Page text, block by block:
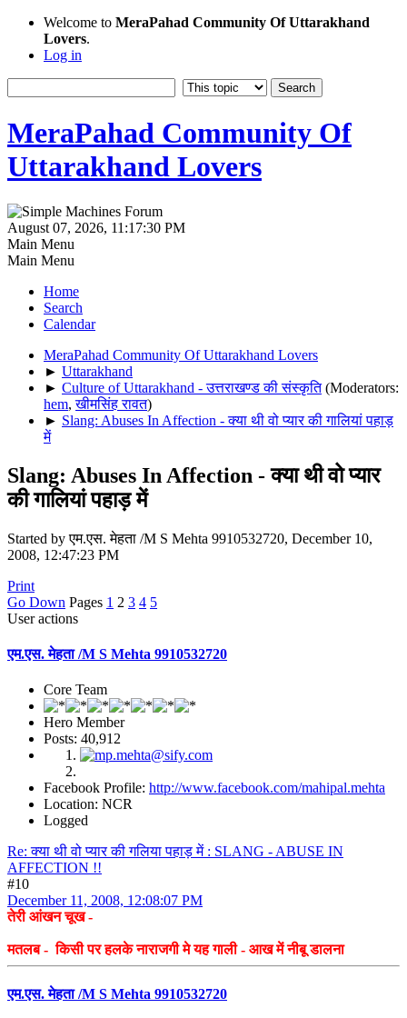
Welcome to MeraPahad Community Of Uttarakhand
Lovers.
Log in
MeraPahad Community Of
Uttarakhand Lovers
August 07, 2026, 11:17:30 PM
Main Menu
Main Menu
Home
Search
Calendar
MeraPahad Community Of Uttarakhand Lovers
► Uttarakhand
► Culture of Uttarakhand - उत्तराखण्ड की संस्कृति (Moderators:
hem,खीमसिंह रावत)
► Slang: Abuses In Affection - क्या थी वो प्यार की गालियां पहाड़
में
Slang: Abuses In Affection - क्या थी वो प्यार
की गालियां पहाड़ में
Started by एम.एस. मेहता /M S Mehta 9910532720, December 10,
2008, 12:47:23 PM
Print
Go Down Pages 1 2 3 4 5
User actions
एम.एस. मेहता /M S Mehta 9910532720
Core Team
Hero Member
Posts: 40,912
Facebook Profile: http://www.facebook.com/mahipal.mehta
Location: NCR
Logged
Re: क्या थी वो प्यार की गलिया पहाड़ में : SLANG - ABUSE IN
AFFECTION !!
#10
December 11, 2008, 12:08:07 PM
तेरी आंखन चूख -
मतलब - किसी पर हलके नाराजगी मे यह गाली - आख में नीबू डालना
एम.एस. मेहता /M S Mehta 9910532720